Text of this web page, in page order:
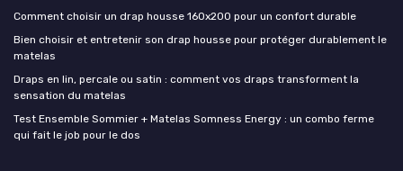
Comment choisir un drap housse 160x200 pour un confort durable
Bien choisir et entretenir son drap housse pour protéger durablement le
matelas
Draps en lin, percale ou satin : comment vos draps transforment la
sensation du matelas
Test Ensemble Sommier + Matelas Somness Energy : un combo ferme
qui fait le job pour le dos